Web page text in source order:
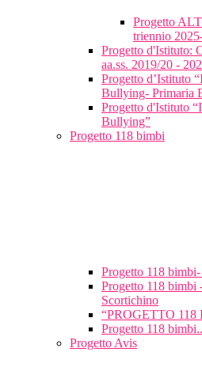
Progetto
triennio
Progetto d'Istituto:
aa.ss. 2019/20 -
Progetto d’Istituto
Bullying- Primaria
Progetto d'Istituto
Bullying”
Progetto 118 bimbi
Progetto 118
Progetto 118 bimbi
Scortichino
“PROGETTO 118
Progetto 118
Progetto Avis